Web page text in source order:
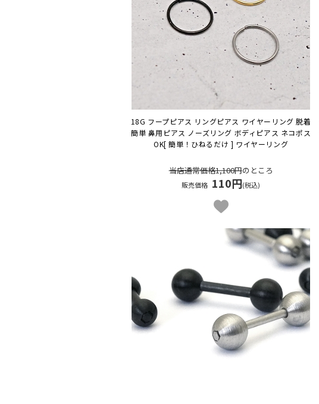
18G フープピアス リングピアス ワイヤーリング 脱着
簡単 鼻用ピアス ノーズリング ボディピアス ネコポス
OK[ 簡単！ひねるだけ ] ワイヤーリング
当店通常価格1,100円のところ
販売価格 110円(税込)